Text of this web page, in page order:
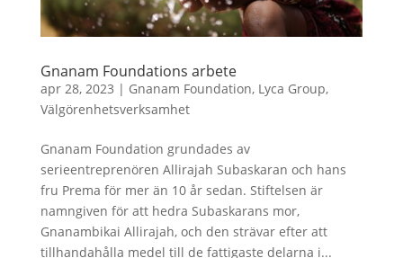
Gnanam Foundations arbete
apr 28, 2023 | Gnanam Foundation, Lyca Group,
Välgörenhetsverksamhet
Gnanam Foundation grundades av
serieentreprenören Allirajah Subaskaran och hans
fru Prema för mer än 10 år sedan. Stiftelsen är
namngiven för att hedra Subaskarans mor,
Gnanambikai Allirajah, och den strävar efter att
tillhandahålla medel till de fattigaste delarna i...